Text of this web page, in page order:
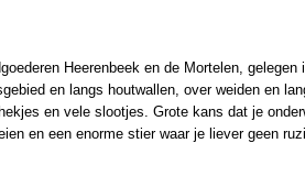
Heerenbeek en de Mortelen,
en langs houtwallen, over weiden en
en vele slootjes. Grote kans dat je
en een enorme stier waar je liever geen